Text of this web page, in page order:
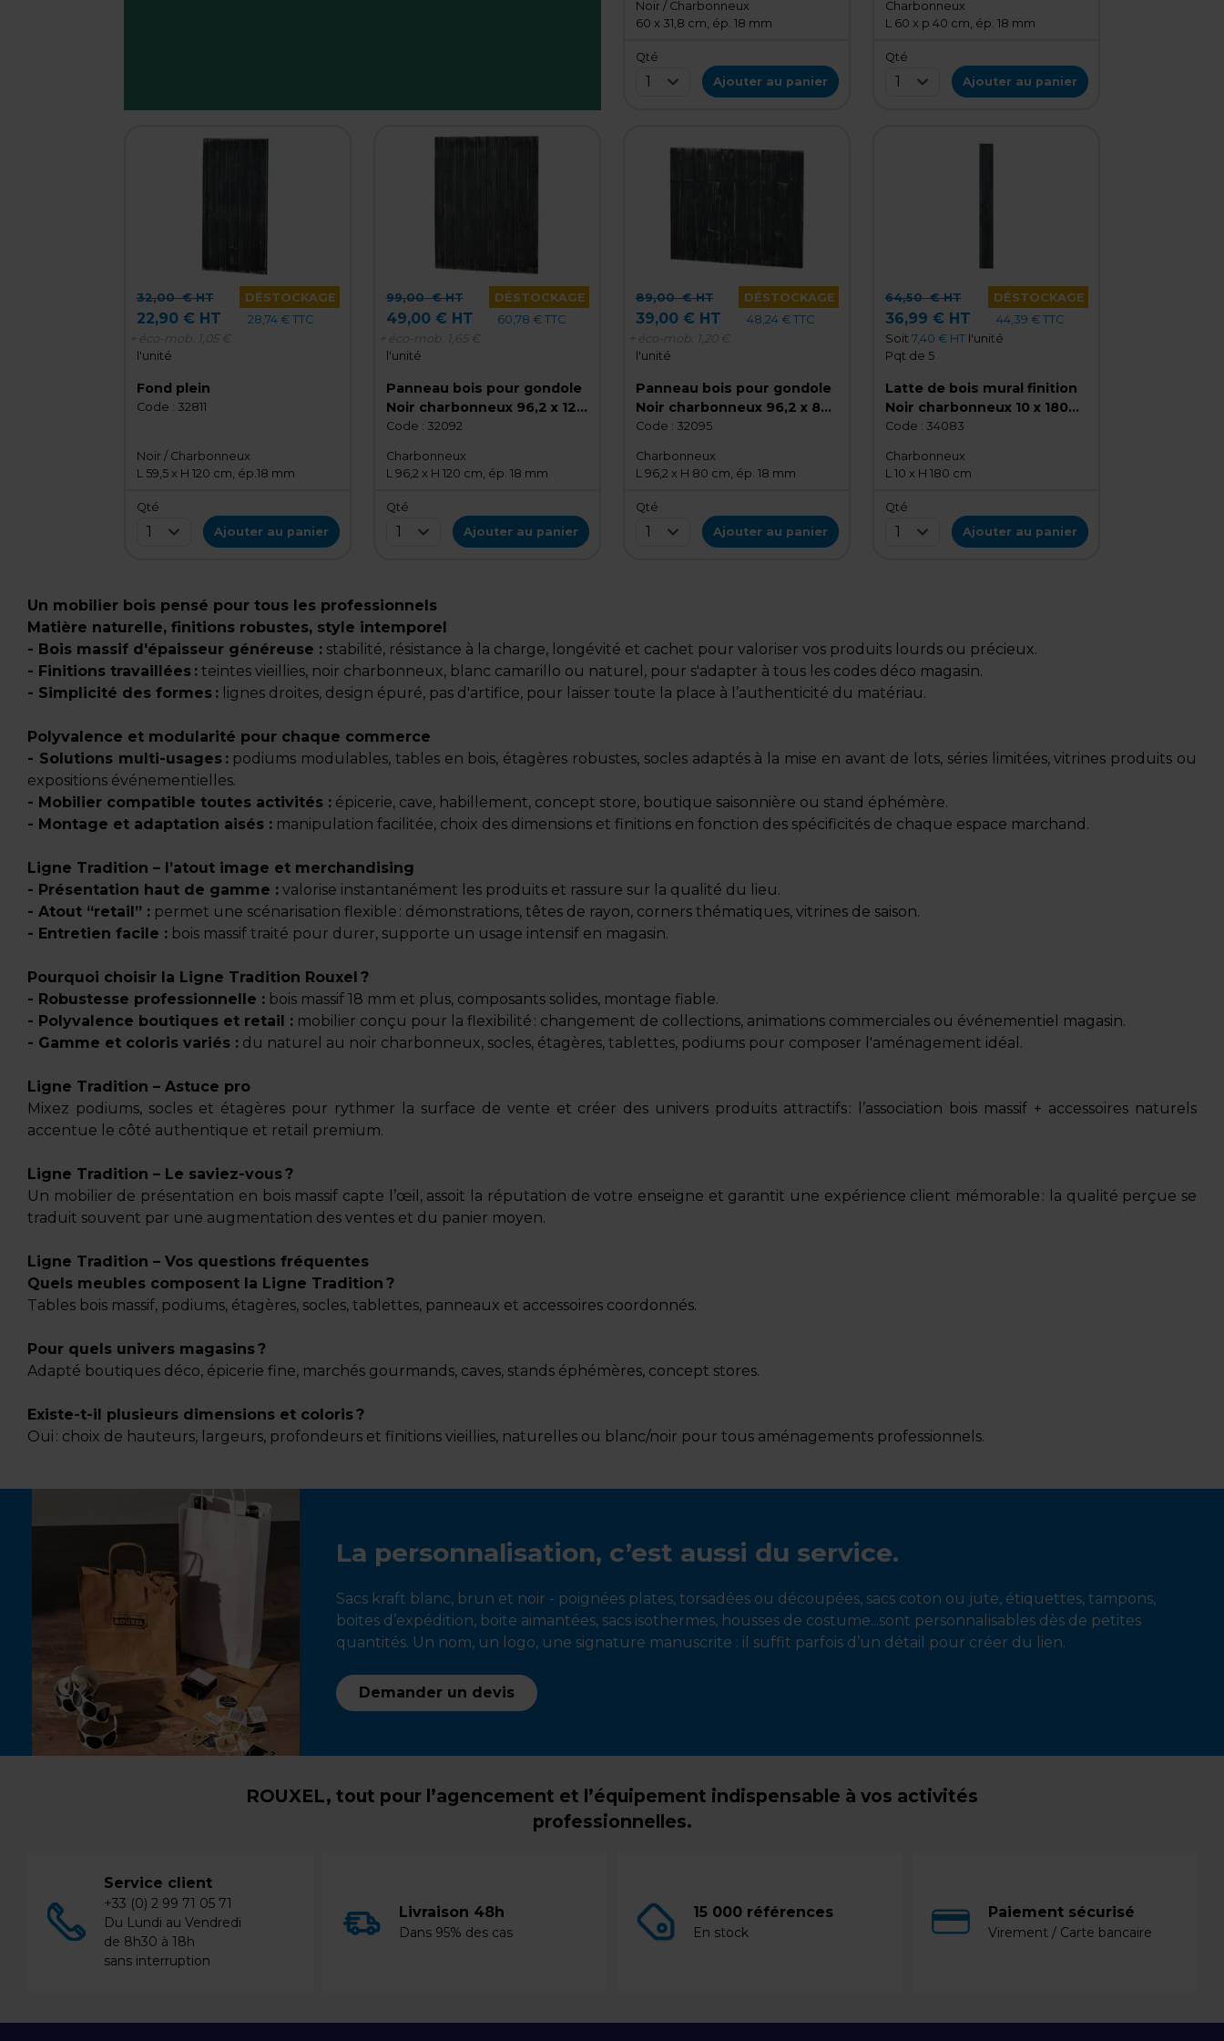
Noir / Charbonneux
60 x 31,8 cm, ép. 18 mm
Qté
1 Ajouter au panier
Charbonneux
L 60 x p 40 cm, ép. 18 mm
Qté
1 Ajouter au panier
32,00€ HT DÉSTOCKAGE
22,90 € HT
28,74 € TTC
+ éco-mob. 1,05 €
l'unité
Fond plein
Code : 32811
Noir / Charbonneux
L 59,5 x H 120 cm, ép.18 mm
Qté
1 Ajouter au panier
99,00€ HT DÉSTOCKAGE
49,00 € HT
60,78 € TTC
+ éco-mob. 1,65 €
l'unité
Panneau bois pour gondole
Noir charbonneux 96,2 x 120
cm, ép.18 mm - Fond plein
Code : 32092
Charbonneux
L 96,2 x H 120 cm, ép. 18 mm
Qté
1 Ajouter au panier
89,00€ HT DÉSTOCKAGE
39,00 € HT
48,24 € TTC
+ éco-mob. 1,20 €
l'unité
Panneau bois pour gondole
Noir charbonneux 96,2 x 80
cm, ép.18 mm - Fond plein
Code : 32095
Charbonneux
L 96,2 x H 80 cm, ép. 18 mm
Qté
1 Ajouter au panier
64,50€ HT DÉSTOCKAGE
36,99 € HT
44,39 € TTC
Soit 7,40 € HTl'unité
Pqt de 5
Latte de bois mural finition
Noir charbonneux 10 x 180
cm - Lot de 5
Code : 34083
Charbonneux
L 10 x H 180 cm
Qté
1 Ajouter au panier
Un mobilier bois pensé pour tous les professionnels
Matière naturelle, finitions robustes, style intemporel
- Bois massif d'épaisseur généreuse : stabilité, résistance à la charge, longévité et cachet pour valoriser vos produits lourds ou précieux.
- Finitions travaillées : teintes vieillies, noir charbonneux, blanc camarillo ou naturel, pour s'adapter à tous les codes déco magasin.
- Simplicité des formes : lignes droites, design épuré, pas d'artifice, pour laisser toute la place à l’authenticité du matériau.
Polyvalence et modularité pour chaque commerce
- Solutions multi-usages :podiums modulables, tables en bois, étagères robustes, socles adaptés à la mise en avant de lots, séries limitées, vitrines produits ou
expositions événementielles.
- Mobilier compatible toutes activités : épicerie, cave, habillement, concept store, boutique saisonnière ou stand éphémère.
- Montage et adaptation aisés : manipulation facilitée, choix des dimensions et finitions en fonction des spécificités de chaque espace marchand.
Ligne Tradition – l’atout image et merchandising
- Présentation haut de gamme : valorise instantanément les produits et rassure sur la qualité du lieu.
- Atout “retail” : permet une scénarisation flexible : démonstrations, têtes de rayon, corners thématiques, vitrines de saison.
- Entretien facile : bois massif traité pour durer, supporte un usage intensif en magasin.
Pourquoi choisir la Ligne Tradition Rouxel ?
- Robustesse professionnelle : bois massif 18 mm et plus, composants solides, montage fiable.
- Polyvalence boutiques et retail : mobilier conçu pour la flexibilité : changement de collections, animations commerciales ou événementiel magasin.
- Gamme et coloris variés : du naturel au noir charbonneux, socles, étagères, tablettes, podiums pour composer l'aménagement idéal.
Ligne Tradition – Astuce pro
Mixez podiums, socles et étagères pour rythmer la surface de vente et créer des univers produits attractifs : l’association bois massif + accessoires naturels
accentue le côté authentique et retail premium.
Ligne Tradition – Le saviez-vous ?
Un mobilier de présentation en bois massif capte l’œil, assoit la réputation de votre enseigne et garantit une expérience client mémorable : la qualité perçue se
traduit souvent par une augmentation des ventes et du panier moyen.
Ligne Tradition – Vos questions fréquentes
Quels meubles composent la Ligne Tradition ?
Tables bois massif, podiums, étagères, socles, tablettes, panneaux et accessoires coordonnés.
Pour quels univers magasins ?
Adapté boutiques déco, épicerie fine, marchés gourmands, caves, stands éphémères, concept stores.
Existe-t-il plusieurs dimensions et coloris ?
Oui : choix de hauteurs, largeurs, profondeurs et finitions vieillies, naturelles ou blanc/noir pour tous aménagements professionnels.
La personnalisation, c’est aussi du service.
Sacs kraft blanc, brun et noir - poignées plates, torsadées ou découpées, sacs coton ou jute, étiquettes, tampons,
boites d’expédition, boite aimantées, sacs isothermes, housses de costume...sont personnalisables dès de petites
quantités. Un nom, un logo, une signature manuscrite : il suffit parfois d’un détail pour créer du lien.
Demander un devis
ROUXEL, tout pour l’agencement et l’équipement indispensable à vos activités
professionnelles.
Service client
+33 (0) 2 99 71 05 71
Du Lundi au Vendredi
de 8h30 à 18h
sans interruption
Livraison 48h
Dans 95% des cas
15 000 références
En stock
Paiement sécurisé
Virement / Carte bancaire